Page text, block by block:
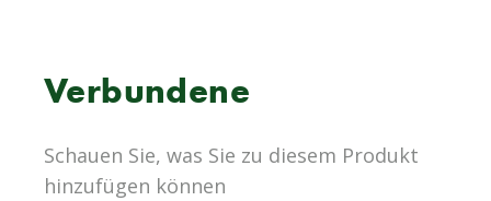
Verbundene
Schauen Sie, was Sie zu diesem Produkt
hinzufügen können